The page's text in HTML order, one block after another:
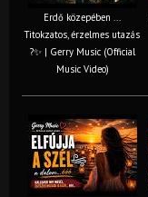
Erdő közepében ...
Titokzatos, érzelmes utazás
?✨ | Gerry Music (Official
Music Video)